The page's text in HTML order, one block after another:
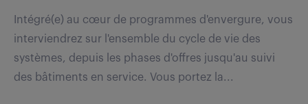
Intégré(e) au cœur de programmes d'envergure, vous
interviendrez sur l'ensemble du cycle de vie des
systèmes, depuis les phases d'offres jusqu'au suivi
des bâtiments en service. Vous portez la...